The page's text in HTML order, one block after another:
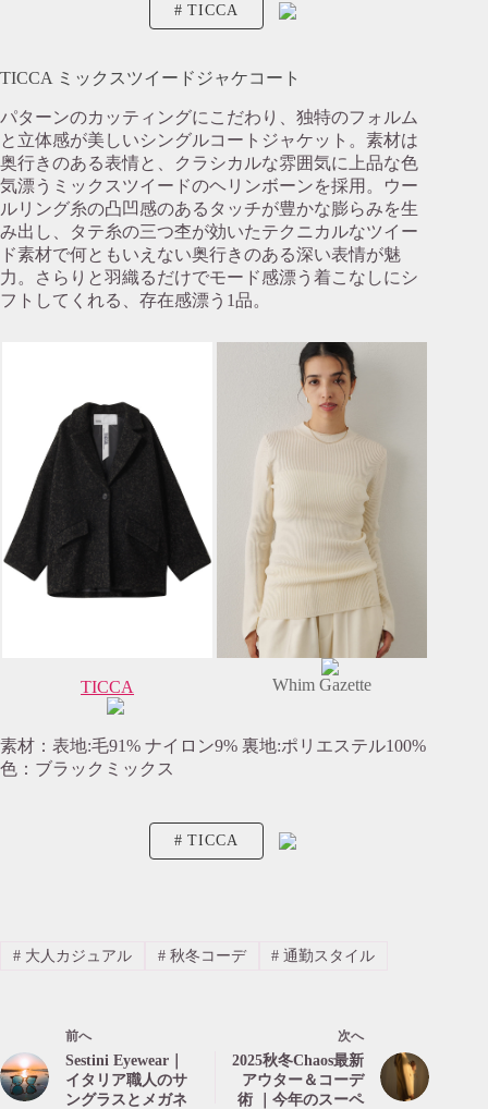
TICCA
TICCA ミックスツイードジャケコート
パターンのカッティングにこだわり、独特のフォルム
と立体感が美しいシングルコートジャケット。素材は
奥行きのある表情と、クラシカルな雰囲気に上品な色
気漂うミックスツイードのヘリンボーンを採用。ウー
ルリング糸の凸凹感のあるタッチが豊かな膨らみを生
み出し、タテ糸の三つ杢が効いたテクニカルなツイー
ド素材で何ともいえない奥行きのある深い表情が魅
力。さらりと羽織るだけでモード感漂う着こなしにシ
フトしてくれる、存在感漂う1品。
TICCA Whim Gazette
素材：表地:毛91% ナイロン9% 裏地:ポリエステル100%
色：ブラックミックス
TICCA
#大人カジュアル #秋冬コーデ # 通勤スタイル
前へ
Sestini Eyewear｜
イタリア職人のサ
ングラスとメガネ
次へ
2025秋冬Chaos最新
アウター＆コーデ
術 ｜今年のスーペ